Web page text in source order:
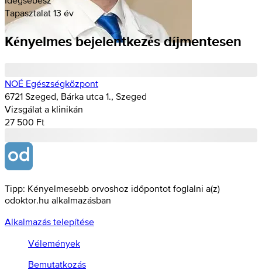
Tapasztalat 13 év
Kényelmes bejelentkezés díjmentesen
NOÉ Egészségközpont
6721 Szeged, Bárka utca 1., Szeged
Vizsgálat a klinikán
27 500 Ft
Tipp: Kényelmesebb orvoshoz időpontot foglalni a(z)
odoktor.hu alkalmazásban
Alkalmazás telepítése
Vélemények
Bemutatkozás